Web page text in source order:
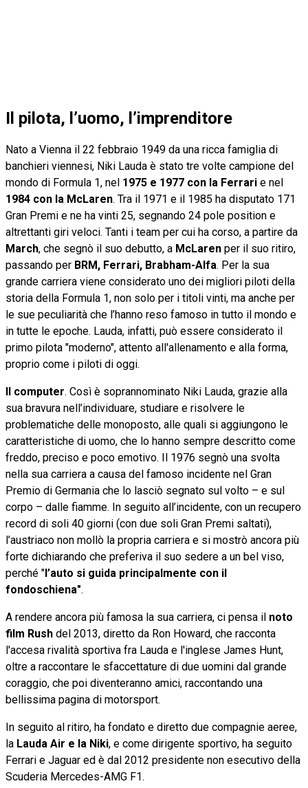
Il pilota, l’uomo, l’imprenditore
Nato a Vienna il 22 febbraio 1949 da una ricca famiglia di
banchieri viennesi, Niki Lauda è stato tre volte campione del
mondo di Formula 1, nel 1975 e 1977 con la Ferrari e nel
1984 con la McLaren. Tra il 1971 e il 1985 ha disputato 171
Gran Premi e ne ha vinti 25, segnando 24 pole position e
altrettanti giri veloci. Tanti i team per cui ha corso, a partire da
March, che segnò il suo debutto, a McLaren per il suo ritiro,
passando per BRM, Ferrari, Brabham-Alfa. Per la sua
grande carriera viene considerato uno dei migliori piloti della
storia della Formula 1, non solo per i titoli vinti, ma anche per
le sue peculiarità che l’hanno reso famoso in tutto il mondo e
in tutte le epoche. Lauda, infatti, può essere considerato il
primo pilota "moderno", attento all'allenamento e alla forma,
proprio come i piloti di oggi.
Il computer. Così è soprannominato Niki Lauda, grazie alla
sua bravura nell’individuare, studiare e risolvere le
problematiche delle monoposto, alle quali si aggiungono le
caratteristiche di uomo, che lo hanno sempre descritto come
freddo, preciso e poco emotivo. Il 1976 segnò una svolta
nella sua carriera a causa del famoso incidente nel Gran
Premio di Germania che lo lasciò segnato sul volto – e sul
corpo – dalle fiamme. In seguito all’incidente, con un recupero
record di soli 40 giorni (con due soli Gran Premi saltati),
l’austriaco non mollò la propria carriera e si mostrò ancora più
forte dichiarando che preferiva il suo sedere a un bel viso,
perché " l’auto si guida principalmente con il
fondoschiena".
A rendere ancora più famosa la sua carriera, ci pensa il noto
film Rush del 2013, diretto da Ron Howard, che racconta
l'accesa rivalità sportiva fra Lauda e l'inglese James Hunt,
oltre a raccontare le sfaccettature di due uomini dal grande
coraggio, che poi diventeranno amici, raccontando una
bellissima pagina di motorsport.
In seguito al ritiro, ha fondato e diretto due compagnie aeree,
la Lauda Air e la Niki, e come dirigente sportivo, ha seguito
Ferrari e Jaguar ed è dal 2012 presidente non esecutivo della
Scuderia Mercedes-AMG F1.